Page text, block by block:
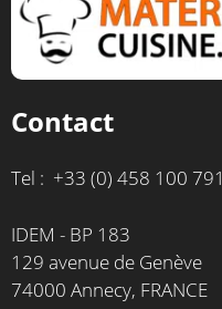
Contact
Tel : +33 (0) 458 100 791
IDEM - BP 183
129 avenue de Genève
74000 Annecy, FRANCE